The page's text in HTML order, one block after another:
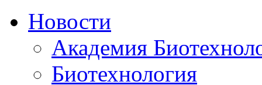
Новости
Академия
Биотехнология